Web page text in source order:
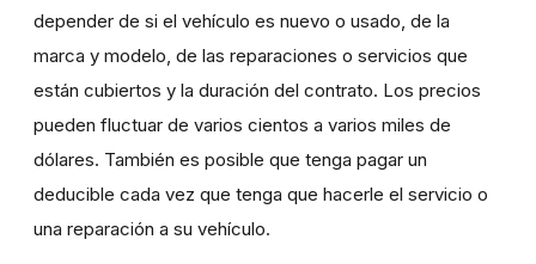
depender de si el vehículo es nuevo o usado, de la
marca y modelo, de las reparaciones o servicios que
están cubiertos y la duración del contrato. Los precios
pueden fluctuar de varios cientos a varios miles de
dólares. También es posible que tenga pagar un
deducible cada vez que tenga que hacerle el servicio o
una reparación a su vehículo.